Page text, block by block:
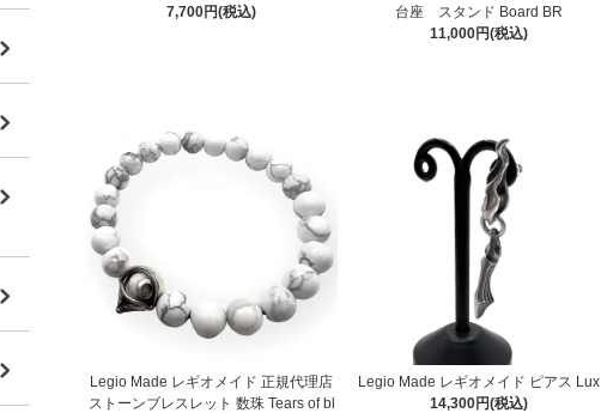
7,700円(税込)
台座 スタンド Board BR
11,000円(税込)
Legio Made レギオメイド 正規代理店
ストーンブレスレット 数珠 Tears of bl
Legio Made レギオメイド ピアス Lux
14,300円(税込)